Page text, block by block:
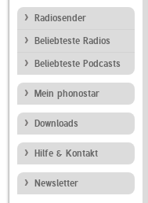
Radiosender
Beliebteste Radios
Beliebteste Podcasts
Mein phonostar
Downloads
Hilfe & Kontakt
Newsletter